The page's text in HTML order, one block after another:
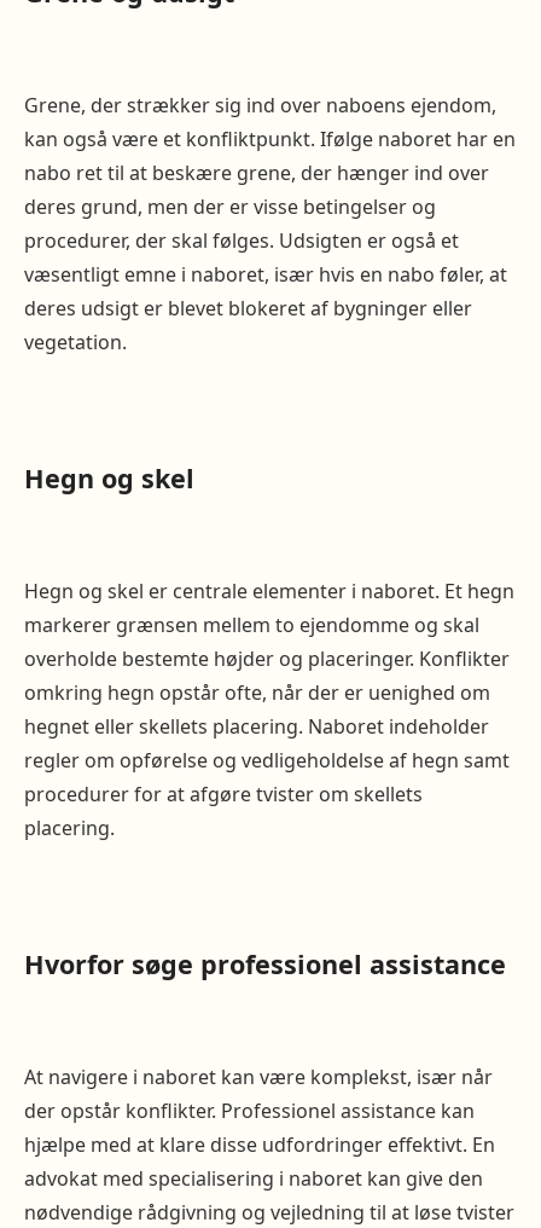
Grene, der strækker sig ind over naboens ejendom,
kan også være et konfliktpunkt. Ifølge naboret har en
nabo ret til at beskære grene, der hænger ind over
deres grund, men der er visse betingelser og
procedurer, der skal følges. Udsigten er også et
væsentligt emne i naboret, især hvis en nabo føler, at
deres udsigt er blevet blokeret af bygninger eller
vegetation.
Hegn og skel
Hegn og skel er centrale elementer i naboret. Et hegn
markerer grænsen mellem to ejendomme og skal
overholde bestemte højder og placeringer. Konflikter
omkring hegn opstår ofte, når der er uenighed om
hegnet eller skellets placering. Naboret indeholder
regler om opførelse og vedligeholdelse af hegn samt
procedurer for at afgøre tvister om skellets
placering.
Hvorfor søge professionel assistance
At navigere i naboret kan være komplekst, især når
der opstår konflikter. Professionel assistance kan
hjælpe med at klare disse udfordringer effektivt. En
advokat med specialisering i naboret kan give den
nødvendige rådgivning og vejledning til at løse tvister